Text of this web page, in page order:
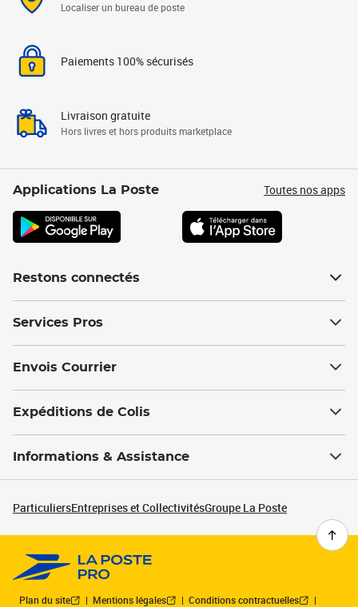
Localiser un bureau de poste
Paiements 100% sécurisés
Livraison gratuite
Hors livres et hors produits marketplace
Applications La Poste Toutes nos apps
Restons connectés
Services Pros
Envois Courrier
Expéditions de Colis
Informations & Assistance
ParticuliersEntreprises et CollectivitésGroupe La Poste
Plan du site Mentions légales Conditions contractuelles